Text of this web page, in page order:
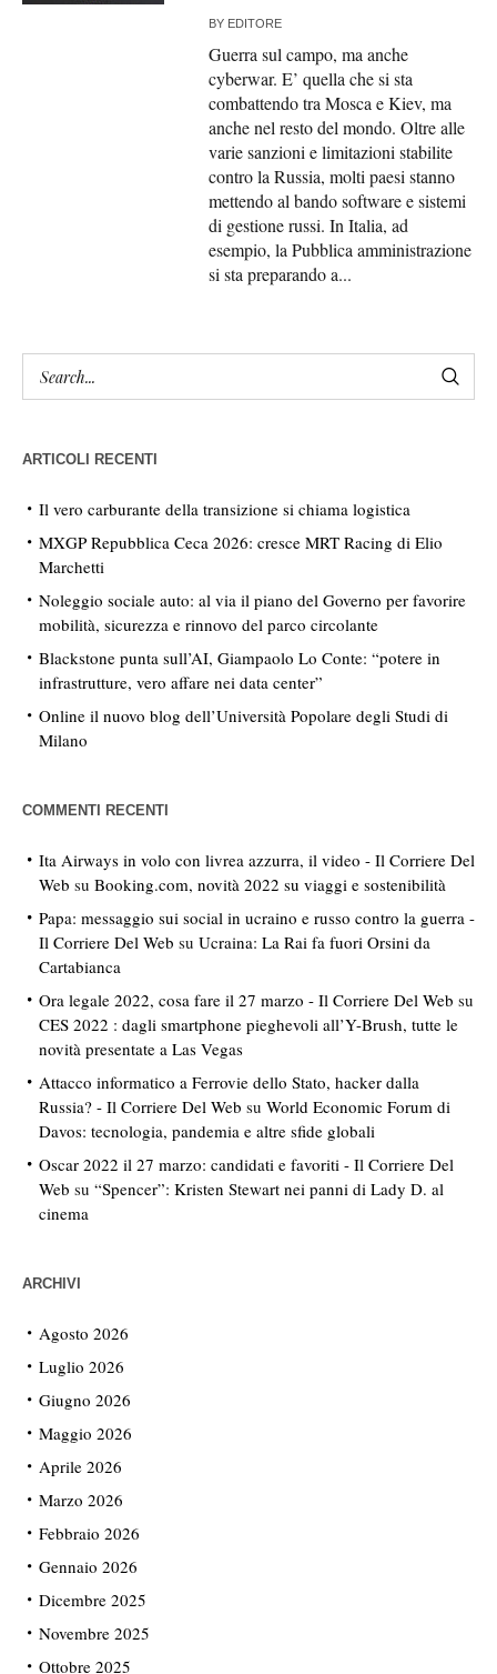
BY EDITORE
Guerra sul campo, ma anche
cyberwar. E’ quella che si sta
combattendo tra Mosca e Kiev, ma
anche nel resto del mondo. Oltre alle
varie sanzioni e limitazioni stabilite
contro la Russia, molti paesi stanno
mettendo al bando software e sistemi
di gestione russi. In Italia, ad
esempio, la Pubblica amministrazione
si sta preparando a...
ARTICOLI RECENTI
Il vero carburante della transizione si chiama logistica
MXGP Repubblica Ceca 2026: cresce MRT Racing di Elio
Marchetti
Noleggio sociale auto: al via il piano del Governo per favorire
mobilità, sicurezza e rinnovo del parco circolante
Blackstone punta sull’AI, Giampaolo Lo Conte: “potere in
infrastrutture, vero affare nei data center”
Online il nuovo blog dell’Università Popolare degli Studi di
Milano
COMMENTI RECENTI
Ita Airways in volo con livrea azzurra, il video - Il Corriere Del
Web su Booking.com, novità 2022 su viaggi e sostenibilità
Papa: messaggio sui social in ucraino e russo contro la guerra -
Il Corriere Del Web su Ucraina: La Rai fa fuori Orsini da
Cartabianca
Ora legale 2022, cosa fare il 27 marzo - Il Corriere Del Web su
CES 2022 : dagli smartphone pieghevoli all’Y-Brush, tutte le
novità presentate a Las Vegas
Attacco informatico a Ferrovie dello Stato, hacker dalla
Russia? - Il Corriere Del Web su World Economic Forum di
Davos: tecnologia, pandemia e altre sfide globali
Oscar 2022 il 27 marzo: candidati e favoriti - Il Corriere Del
Web su “Spencer”: Kristen Stewart nei panni di Lady D. al
cinema
ARCHIVI
Agosto 2026
Luglio 2026
Giugno 2026
Maggio 2026
Aprile 2026
Marzo 2026
Febbraio 2026
Gennaio 2026
Dicembre 2025
Novembre 2025
Ottobre 2025